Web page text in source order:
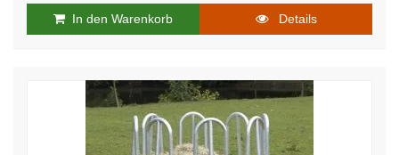
In den Warenkorb Details